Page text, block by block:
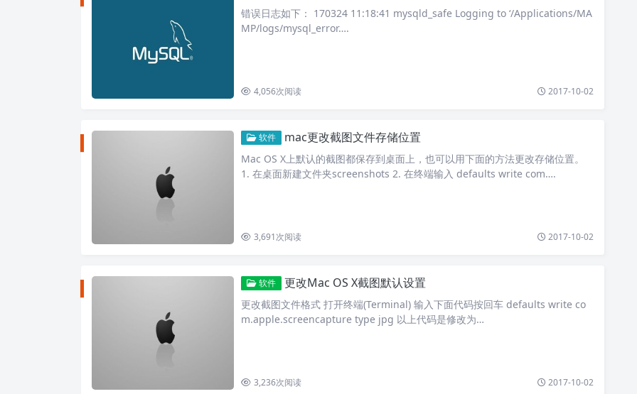
错误日志如下： 170324 11:18:41 mysqld_safe Logging to ‘/Applications/MA
MP/logs/mysql_error….
4,056次阅读 2017-10-02
软件 mac更改截图文件存储位置
Mac OS X上默认的截图都保存到桌面上，也可以用下面的方法更改存储位置。
1. 在桌面新建文件夹screenshots 2. 在终端输入 defaults write com….
3,691次阅读 2017-10-02
软件 更改Mac OS X截图默认设置
更改截图文件格式 打开终端(Terminal) 输入下面代码按回车 defaults write co
m.apple.screencapture type jpg 以上代码是修改为…
3,236次阅读 2017-10-02